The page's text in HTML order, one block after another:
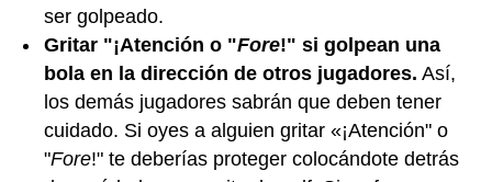
ser golpeado.
Gritar "¡Atención o "Fore!" si golpean una
bola en la dirección de otros jugadores. Así,
los demás jugadores sabrán que deben tener
cuidado. Si oyes a alguien gritar «¡Atención" o
"Fore!" te deberías proteger colocándote detrás